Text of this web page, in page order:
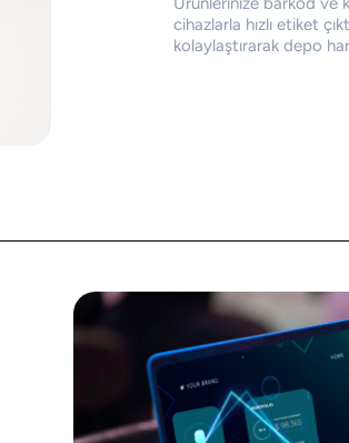
cihazlarla hızlı etiket
kolaylaştırarak depo